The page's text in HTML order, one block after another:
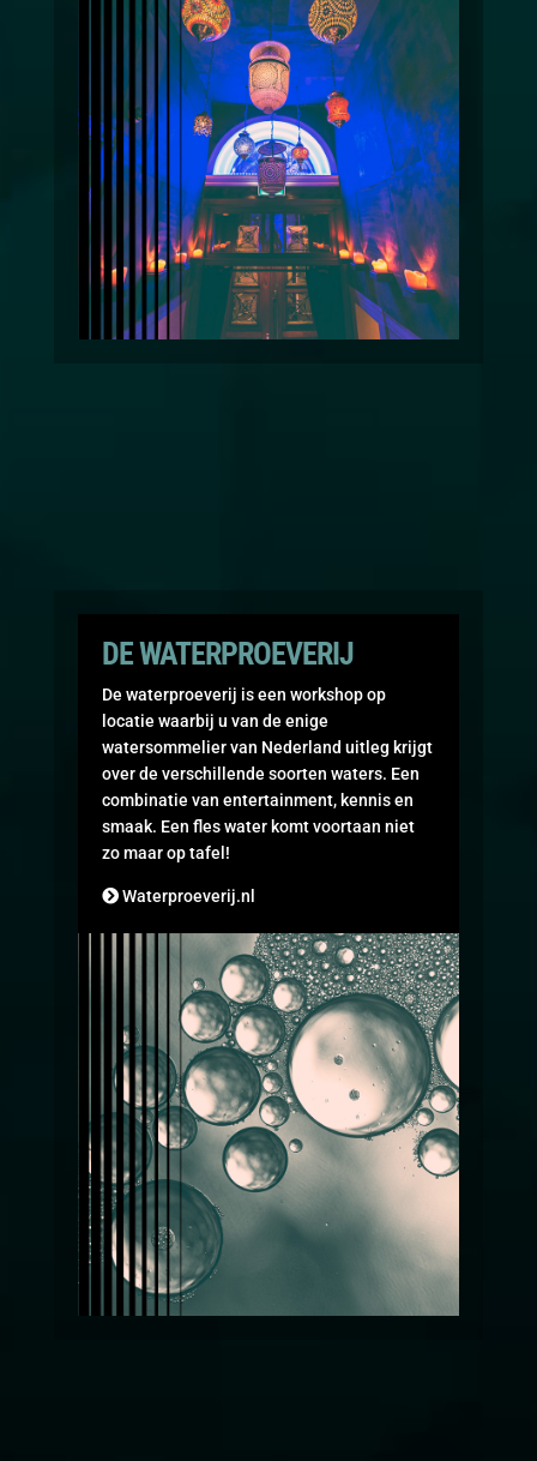
DE WATERPROEVERIJ
De waterproeverij is een workshop op
locatie waarbij u van de enige
watersommelier van Nederland uitleg krijgt
over de verschillende soorten waters. Een
combinatie van entertainment, kennis en
smaak. Een fles water komt voortaan niet
zo maar op tafel!
Waterproeverij.nl